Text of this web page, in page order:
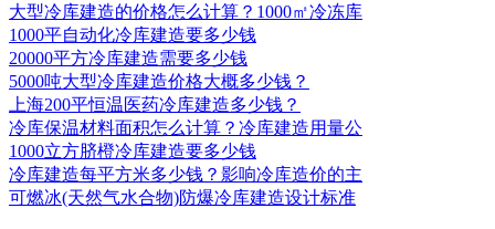
大型冷库建造的价格怎么计算？1000㎡冷冻库
1000平自动化冷库建造要多少钱
20000平方冷库建造需要多少钱
5000吨大型冷库建造价格大概多少钱？
上海200平恒温医药冷库建造多少钱？
冷库保温材料面积怎么计算？冷库建造用量公
1000立方脐橙冷库建造要多少钱
冷库建造每平方米多少钱？影响冷库造价的主
可燃冰(天然气水合物)防爆冷库建造设计标准